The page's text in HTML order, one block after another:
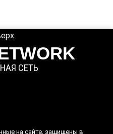
СЕТЬ
на сайте, защищены в